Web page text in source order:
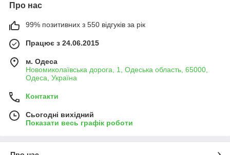
Про нас
99% позитивних з 550 відгуків за рік
Працює з 24.06.2015
м. Одеса
Новомиколаївська дорога, 1, Одеська область, 65000,
Одеса, Україна
Контакти
Сьогодні вихідний
Показати весь графік роботи